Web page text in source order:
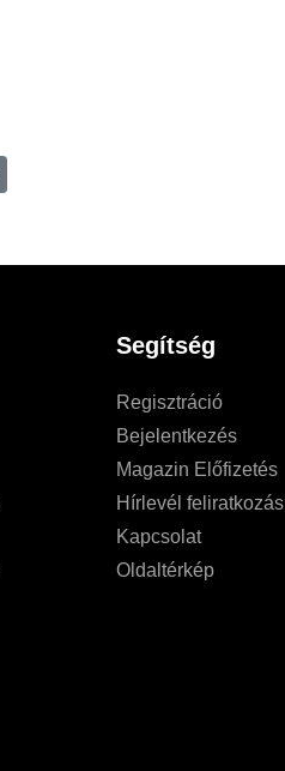
Segítség
Regisztráció
Bejelentkezés
Magazin Előfizetés
Hírlevél feliratkozás
Kapcsolat
Oldaltérkép